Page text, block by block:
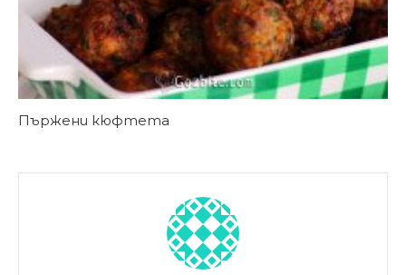
Пържени кюфтета